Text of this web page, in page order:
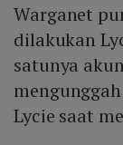
Warganet
dilakukan
satunya
Lycie saat